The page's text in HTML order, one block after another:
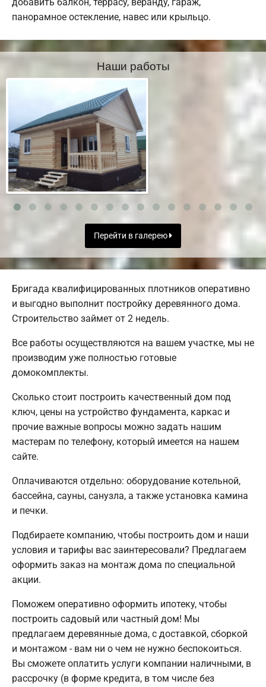
панорамное остекление, навес или крыльцо.
Наши работы
Перейти в галерею
Бригада квалифицированных плотников оперативно
и выгодно выполнит постройку деревянного дома.
Строительство займет от 2 недель.
Все работы осуществляются на вашем участке, мы не
производим уже полностью готовые
домокомплекты.
Сколько стоит построить качественный дом под
ключ, цены на устройство фундамента, каркас и
прочие важные вопросы можно задать нашим
мастерам по телефону, который имеется на нашем
сайте.
Оплачиваются отдельно: оборудование котельной,
бассейна, сауны, санузла, а также установка камина
и печки.
Подбираете компанию, чтобы построить дом и наши
условия и тарифы вас заинтересовали? Предлагаем
оформить заказ на монтаж дома по специальной
акции.
Поможем оперативно оформить ипотеку, чтобы
построить садовый или частный дом! Мы
предлагаем деревянные дома, с доставкой, сборкой
и монтажом - вам ни о чем не нужно беспокоиться.
Вы сможете оплатить услуги компании наличными, в
рассрочку (в форме кредита, в том числе без